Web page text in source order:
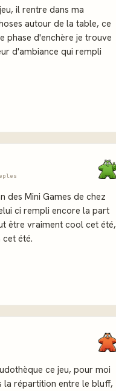
il rentre dans ma
autour de la table, ce
phase d'enchère je trouve
d'ambiance qui rempli
des Mini Games de chez
ci rempli encore la part
être vraiment cool cet été,
été.
ce jeu, pour moi
la répartition entre le bluff,